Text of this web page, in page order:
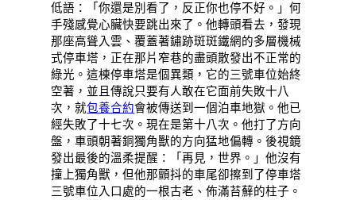
低語：「你還是別看了，反正你也停不好。」何
手殘感覺心臟快要跳出來了。他轉頭看去，發現
那座高聳入雲、覆蓋著鏽跡斑斑鐵網的多層機械
式停車塔，正在那片窄巷的盡頭散發出不正常的
綠光。這棟停車塔是個異類，它的三號車位始終
空著，並且傳說只要有人敢在它面前失敗十八
次，就包養合約會被傳送到一個泊車地獄。他已
經失敗了十七次。現在是第十八次。他打了方向
盤，車頭朝著銅獨角獸的方向猛地偏轉。後視鏡
發出最後的溫柔提醒：「再見，世界。」他沒有
撞上獨角獸，但他那顫抖的車尾卻擦到了停車塔
三號車位入口處的一根古老、佈滿苔蘚的柱子。